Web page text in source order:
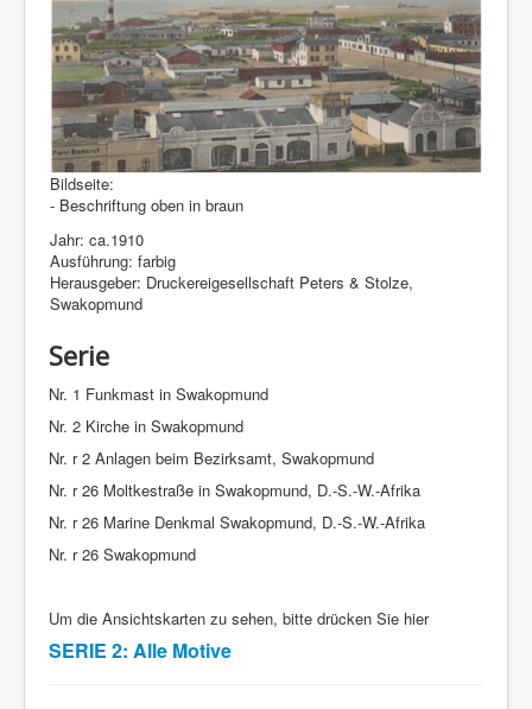
Bildseite:
- Beschriftung oben in braun
Jahr: ca.1910
Ausführung: farbig
Herausgeber: Druckereigesellschaft Peters & Stolze,
Swakopmund
Serie
Nr. 1 Funkmast in Swakopmund
Nr. 2 Kirche in Swakopmund
Nr. r 2 Anlagen beim Bezirksamt, Swakopmund
Nr. r 26 Moltkestraße in Swakopmund, D.-S.-W.-Afrika
Nr. r 26 Marine Denkmal Swakopmund, D.-S.-W.-Afrika
Nr. r 26 Swakopmund
Um die Ansichtskarten zu sehen, bitte drücken Sie hier
SERIE 2: Alle Motive